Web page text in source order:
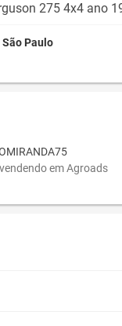
275 4x4 ano
São Paulo
em Agroads